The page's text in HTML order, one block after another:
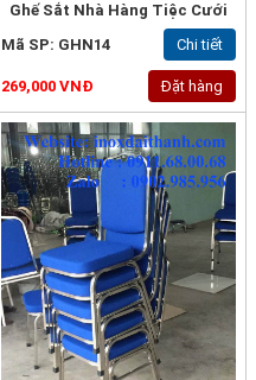
Ghế Sắt Nhà Hàng Tiệc Cưới
Mã SP: GHN14
Chi tiết
269,000 VNĐ Đặt hàng